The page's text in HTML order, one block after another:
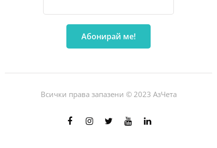
Всички права запазени © 2023 АзЧета